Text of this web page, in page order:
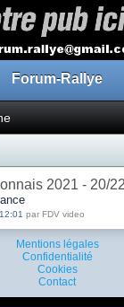
Forum-Rallye
2021 - 20/
par FDV video
Mentions légales
Confidentialité
Cookies
Contact